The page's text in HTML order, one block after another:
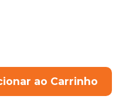
ao Carrinho